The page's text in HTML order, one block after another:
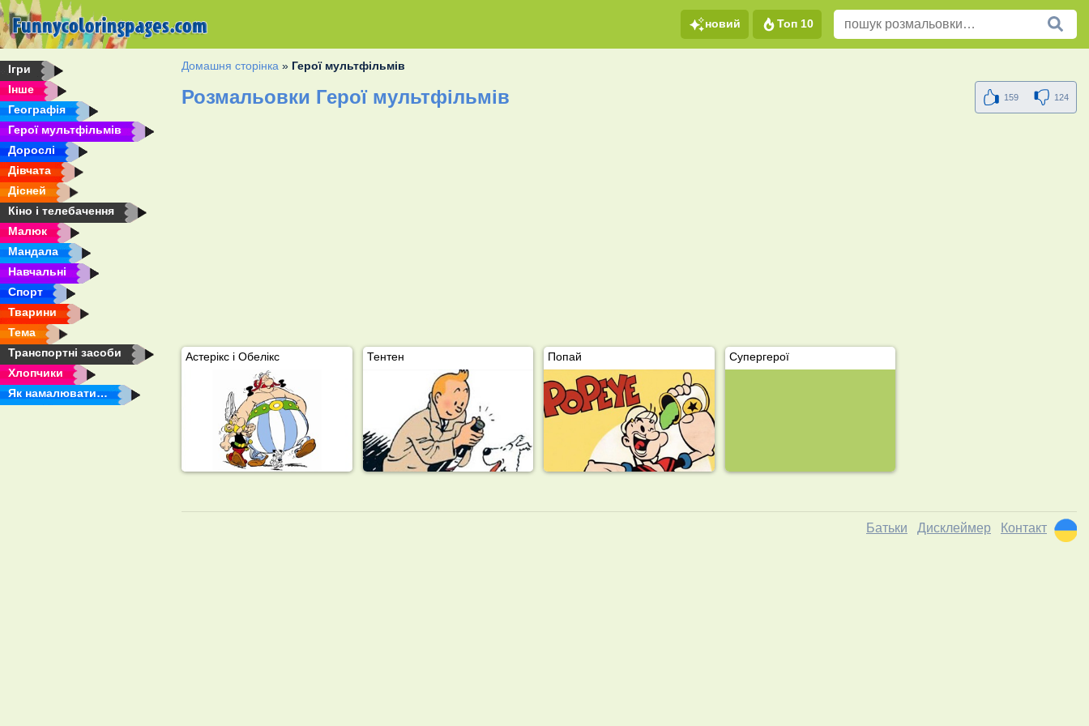
новий Топ 10
Ігри
Інше
Географія
Герої мультфільмів
Дорослі
Дівчата
Дісней
Кіно і телебачення
Малюк
Мандала
Навчальні
Спорт
Тварини
Тема
Транспортні засоби
Хлопчики
Як намалювати…
Домашня сторінка » Герої мультфільмів
Розмальовки Герої мультфільмів 159 124
Астерікс і Обелікс Тентен Попай Супергерої
Батьки Дисклеймер Контакт